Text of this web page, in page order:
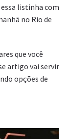
listinha com
no Rio de
que você
artigo vai servir
opções de